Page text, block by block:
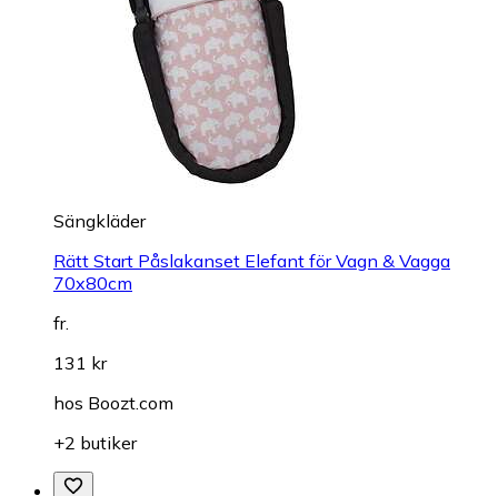
Sängkläder
Rätt Start Påslakanset Elefant för Vagn & Vagga
70x80cm
fr.
131 kr
hos Boozt.com
+2 butiker